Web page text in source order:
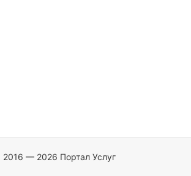
— 2026 Портал Услуг